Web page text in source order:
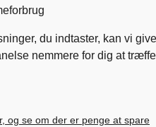
du indtaster, kan vi
nemmere for dig at
og se om der er penge at spare